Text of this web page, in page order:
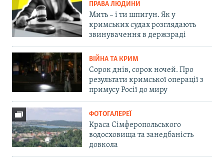
ПРАВА ЛЮДИНИ
Мить – і ти шпигун. Як у
кримських судах розглядають
звинувачення в держзраді
ВІЙНА ТА КРИМ
Сорок днів, сорок ночей. Про
результати кримської операції з
примусу Росії до миру
ФОТОГАЛЕРЕЇ
Краса Сімферопольського
водосховища та занедбаність
довкола